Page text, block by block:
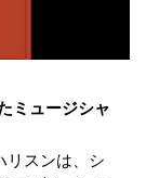
ミュージシャ
リスンは、シ